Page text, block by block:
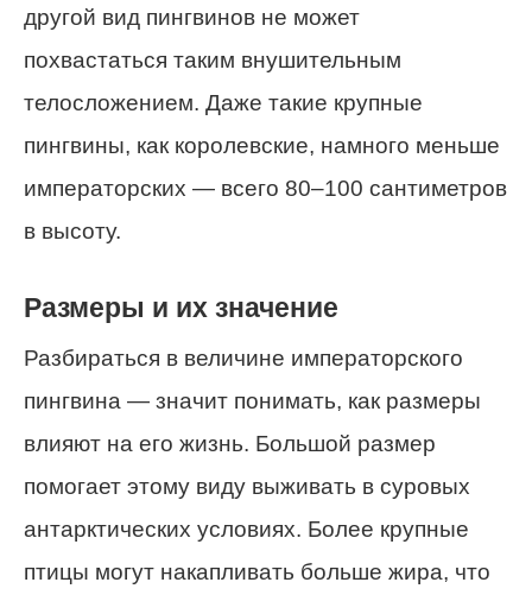
другой вид пингвинов не может
похвастаться таким внушительным
телосложением. Даже такие крупные
пингвины, как королевские, намного меньше
императорских — всего 80–100 сантиметров
в высоту.
Размеры и их значение
Разбираться в величине императорского
пингвина — значит понимать, как размеры
влияют на его жизнь. Большой размер
помогает этому виду выживать в суровых
антарктических условиях. Более крупные
птицы могут накапливать больше жира, что